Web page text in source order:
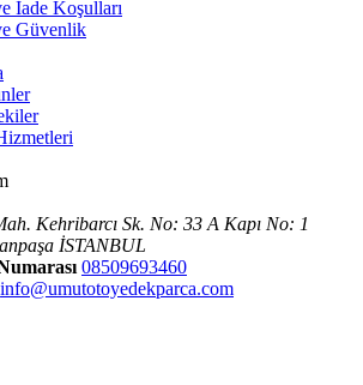
İade Koşulları
Güvenlik
Kehribarcı Sk. No: 33 A Kapı No: 1
İSTANBUL
08509693460
info@umutotoyedekparca.com